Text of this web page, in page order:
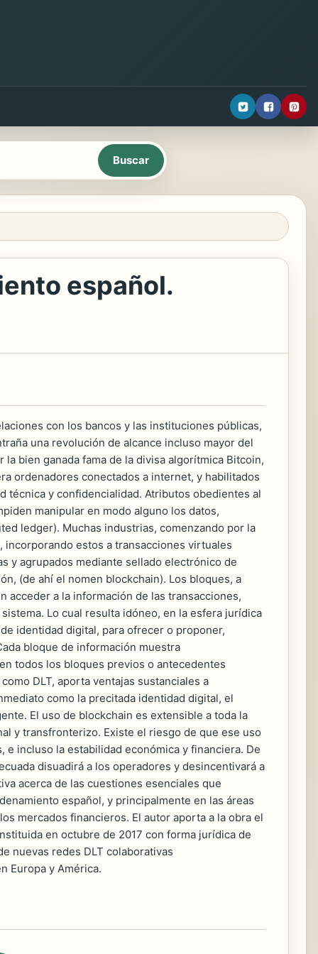
español.
con los bancos y las instituciones públicas,
una revolución de alcance incluso mayor del
bien ganada fama de la divisa algorítmica Bitcoin,
ordenadores conectados a internet, y habilitados
y confidencialidad. Atributos obedientes al
manipular en modo alguno los datos,
ledger). Muchas industrias, comenzando por la
incorporando estos a transacciones virtuales
y agrupados mediante sellado electrónico de
(de ahí el nomen blockchain). Los bloques, a
acceder a la información de las transacciones,
Lo cual resulta idóneo, en la esfera jurídica
identidad digital, para ofrecer o proponer,
bloque de información muestra
todos los bloques previos o antecedentes
DLT, aporta ventajas sustanciales a
como la precitada identidad digital, el
El uso de blockchain es extensible a toda la
y transfronterizo. Existe el riesgo de que ese uso
incluso la estabilidad económica y financiera. De
disuadirá a los operadores y desincentivará a
acerca de las cuestiones esenciales que
español, y principalmente en las áreas
mercados financieros. El autor aporta a la obra el
en octubre de 2017 con forma jurídica de
nuevas redes DLT colaborativas
Europa y América.